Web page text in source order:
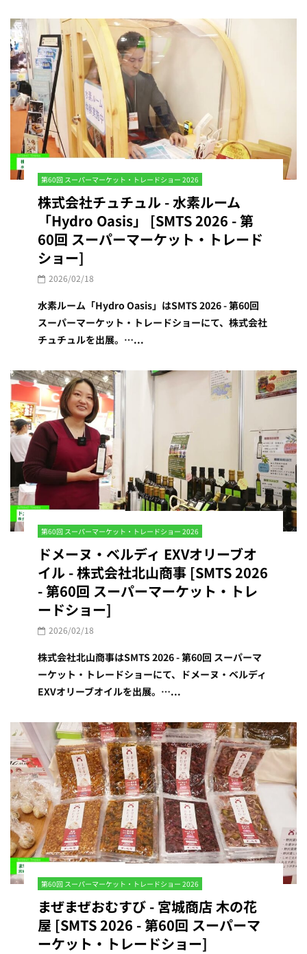
第60回 スーパーマーケット・トレードショー 2026
株式会社チュチュル - 水素ルーム
「Hydro Oasis」 [SMTS 2026 - 第
60回 スーパーマーケット・トレード
ショー]
2026/02/18
水素ルーム「Hydro Oasis」はSMTS 2026 - 第60回
スーパーマーケット・トレードショーにて、株式会社
チュチュルを出展。…...
第60回 スーパーマーケット・トレードショー 2026
ドメーヌ・ベルディ EXVオリーブオ
イル - 株式会社北山商事 [SMTS 2026
- 第60回 スーパーマーケット・トレ
ードショー]
2026/02/18
株式会社北山商事はSMTS 2026 - 第60回 スーパーマ
ーケット・トレードショーにて、ドメーヌ・ベルディ
EXVオリーブオイルを出展。…...
第60回 スーパーマーケット・トレードショー 2026
まぜまぜおむすび - 宮城商店 木の花
屋 [SMTS 2026 - 第60回 スーパーマ
ーケット・トレードショー]